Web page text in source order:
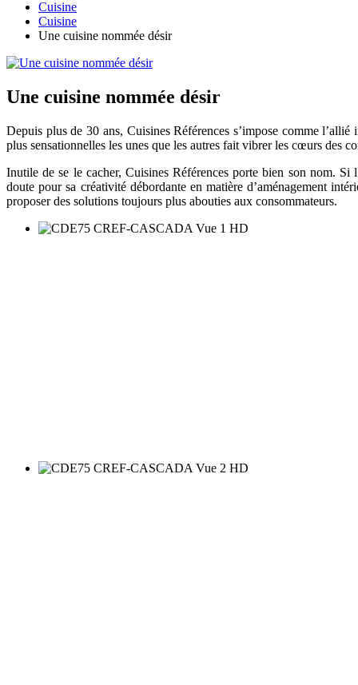
Cuisine
Cuisine
Une cuisine nommée désir
Une cuisine nommée désir
Depuis plus de 30 ans, Cuisines Références s’impose comme
plus sensationnelles les unes que les autres fait vibrer les cœurs des
Inutile de se le cacher, Cuisines Références porte bien son nom. Si
doute pour sa créativité débordante en matière d’aménagement
proposer des solutions toujours plus abouties aux consommateurs.